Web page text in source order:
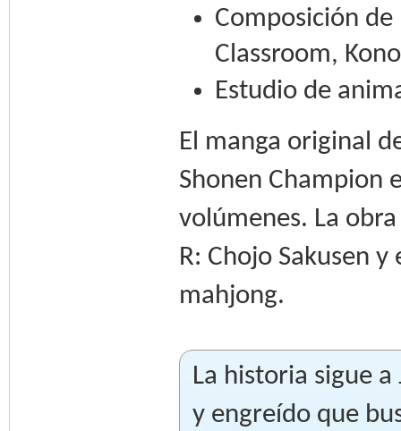
Composición
Classroom,
Estudio de
El manga original
Shonen Champion
volúmenes. La
R: Chojo Sakusen
mahjong.
La historia sigue
y engreído que